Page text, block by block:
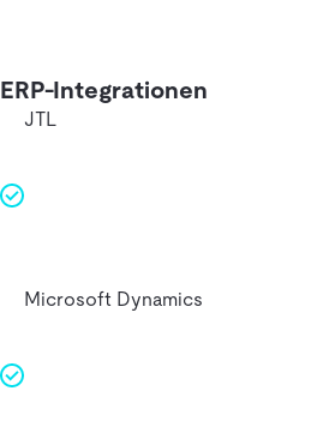
ERP-Integrationen
JTL
Microsoft Dynamics